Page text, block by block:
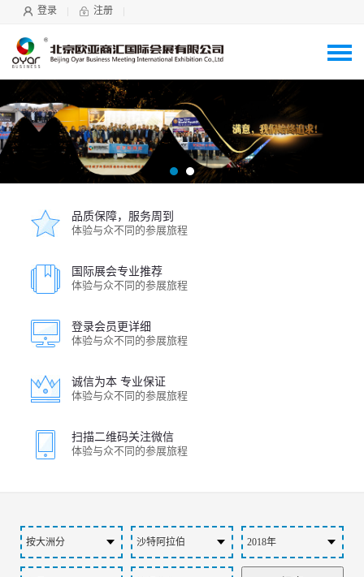
登录 注册
品质保障，服务周到
体验与众不同的参展旅程
国际展会专业推荐
体验与众不同的参展旅程
登录会员更详细
体验与众不同的参展旅程
诚信为本 专业保证
体验与众不同的参展旅程
扫描二维码关注微信
体验与众不同的参展旅程